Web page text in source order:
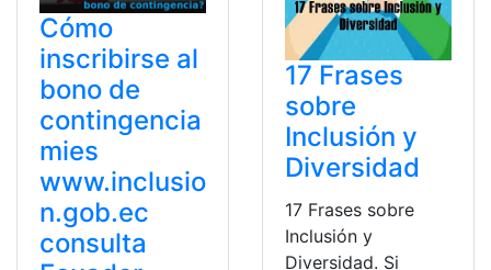
Cómo
inscribirse al
bono de
contingencia
mies
www.inclusio
n.gob.ec
consulta
17 Frases
sobre
Inclusión y
Diversidad
17 Frases sobre
Inclusión y
Diversidad. Si